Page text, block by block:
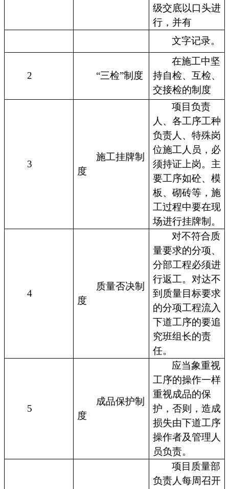
级交底以口头进
行，并有
文字记录。
2 “三检”制度
在施工中坚
持自检、互检、
交接检的制度
3
施工挂牌制
度
项目负责
人、各工序工种
负责人、特殊岗
位施工人员，必
须持证上岗。主
要工序如砼、模
板、砌砖等，施
工过程中要在现
场进行挂牌制。
4
质量否决制
度
对不符合质
量要求的分项、
分部工程必须进
行返工。对达不
到质量目标要求
的分项工程流入
下道工序的要追
究班组长的责
任。
5
成品保护制
度
应当象重视
工序的操作一样
重视成品的保
护，否则，造成
损失由下道工序
操作者及管理人
员负责。
项目质量部
负责人每周召开